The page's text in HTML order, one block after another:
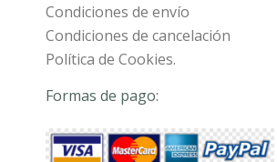
Condiciones de envío
Condiciones de cancelación
Política de Cookies.
Formas de pago: